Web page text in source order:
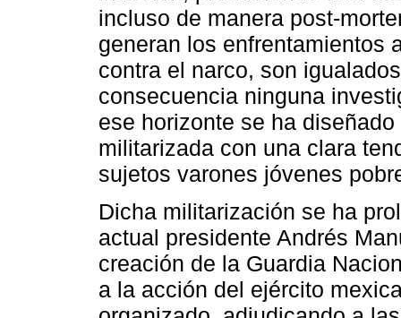
incluso de manera post-
generan los enfrentamientos
contra el narco, son
consecuencia ninguna
ese horizonte se ha
militarizada con una clara
sujetos varones jóvenes
Dicha militarización se ha
actual presidente Andrés
creación de la Guardia
a la acción del ejército